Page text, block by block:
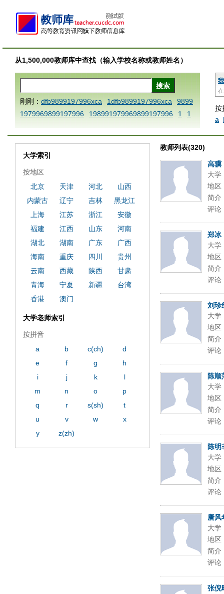
从1,500,000教师库中查找（输入学校名称或教师姓名）
按
a
刚刚： dfb9899197996xca 1dfb9899197996xca
9899
1979969899197996
198991979969899197996 1
1
AAABBBCCCdefine blablaenddefine dfbxyzendtemplat
placezo
1dfb9899197996x
1dfbmath
1dfbsetx
9899197996xxca
9899197996 xca
AAABBBCCCdefine blablaenddefine
dfbxyzendtemplate dfbCCCBBBAAA
dfb9899197
996x
dfbabctitlexca
dfbmath key98991 methodmultipl
y operand97996xca
dfbsetx9899197996xxca
教师列表(320)
高骥
大学
地区
简介
评论
郑冰
大学
地区
简介
评论
刘珍
大学
地区
简介
评论
陈顺
大学
地区
简介
评论
陈明
大学
地区
简介
评论
唐风
大学
地区
简介
评论
张倪
大学索引
按地区
北京
天津 河北
山西
内蒙古
辽宁 吉林
黑龙江
上海
江苏 浙江
安徽
福建
江西 山东
河南
湖北
湖南 广东
广西
海南
重庆 四川
贵州
云南
西藏 陕西
甘肃
青海
宁夏 新疆
台湾
香港
澳门
大学老师索引
按拼音
a
b c(ch)
d
e
f g
h
i
j k
l
m
n o
p
q
r s(sh)
t
u
v w
x
y
z(zh)